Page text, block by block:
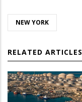
NEW YORK
RELATED ARTICLES